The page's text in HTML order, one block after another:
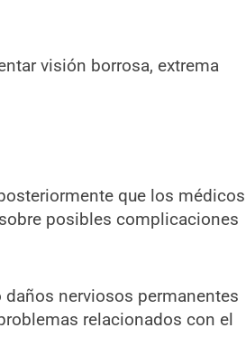
visión borrosa, extrema
que los médicos
posibles complicaciones
nerviosos permanentes
relacionados con el